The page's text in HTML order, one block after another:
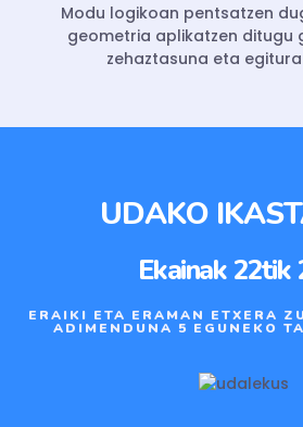
Modu logikoan pentsatzen
geometria aplikatzen ditugu
zehaztasuna eta
UDAKO
Ekainak 22tik
ERAIKI ETA ERAMAN ETXERA
ADIMENDUNA 5 EGUNEKO